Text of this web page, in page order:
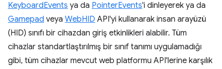
KeyboardEvents ya da PointerEvents'i dinleyerek ya da
Gamepad veya WebHID API'yi kullanarak insan arayüzü
(HID) sınıfı bir cihazdan giriş etkinlikleri alabilir. Tüm
cihazlar standartlaştırılmış bir sınıf tanımı uygulamadığı
gibi, tüm cihazlar mevcut web platformu API'lerine karşılık